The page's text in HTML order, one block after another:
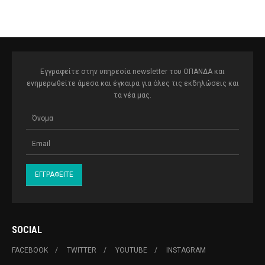
Εγγραφείτε στην υπηρεσία newsletter του ΟΠΑΝΔΑ και
ενημερωθείτε άμεσα και έγκαιρα για όλες τις εκδηλώσεις και
τα νέα μας.
SOCIAL
FACEBOOK TWITTER YOUTUBE INSTAGRAM